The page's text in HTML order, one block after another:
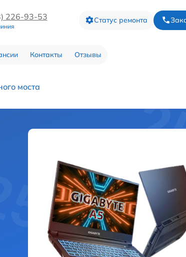
226-93-53 Статус ремонта
Контакты Отзывы
моста